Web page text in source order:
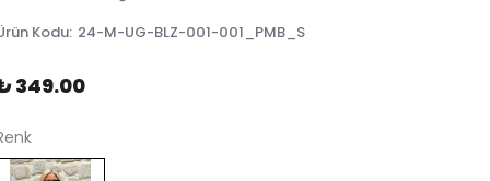
Kodu: 24-M-UG-BLZ-001-001_PMB_S
349.00